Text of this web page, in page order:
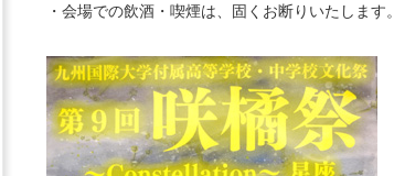
・会場での飲酒・喫煙は、固くお断りいたします。